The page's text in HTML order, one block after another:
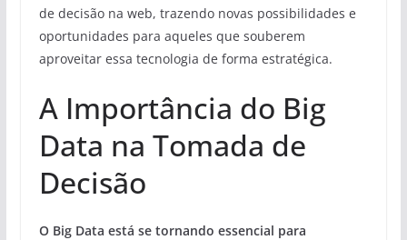
de decisão na web, trazendo novas possibilidades e
oportunidades para aqueles que souberem
aproveitar essa tecnologia de forma estratégica.
A Importância do Big
Data na Tomada de
Decisão
O Big Data está se tornando essencial para